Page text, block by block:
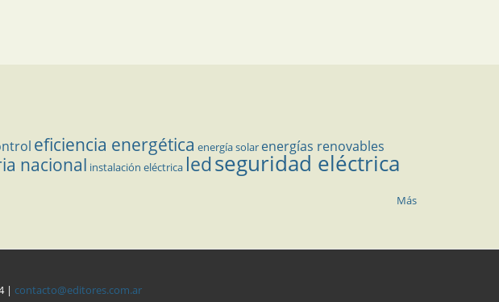
eficiencia energética energía solar energías renovables
nacional instalación eléctrica ledseguridad eléctrica
Más
| contacto@editores.com.ar